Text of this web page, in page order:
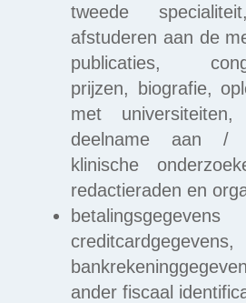
tweede
afstuderen aan de
publicaties,
prijzen, biografie,
met
deelname aan /
klinische
redactieraden en
creditcardgegevens,
ander fiscaal